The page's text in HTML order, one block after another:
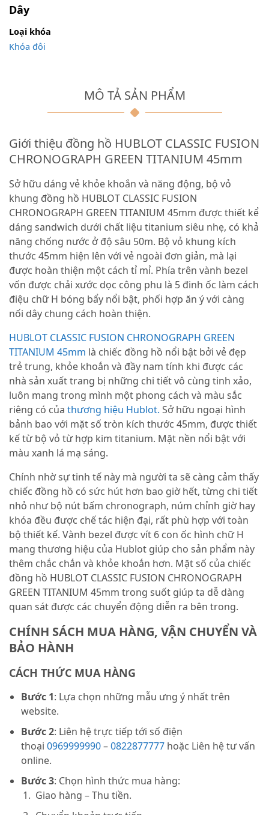
MÔ TẢ SẢN PHẨM
Giới thiệu đồng hồ HUBLOT CLASSIC FUSION
CHRONOGRAPH GREEN TITANIUM 45mm
Sở hữu dáng vẻ khỏe khoắn và năng động, bộ vỏ
khung đồng hồ HUBLOT CLASSIC FUSION
CHRONOGRAPH GREEN TITANIUM 45mm được thiết kể
dáng sandwich dưới chất liệu titanium siêu nhẹ, có khả
năng chống nước ở độ sâu 50m. Bộ vỏ khung kích
thước 45mm hiện lên với vẻ ngoài đơn giản, mà lại
được hoàn thiện một cách tỉ mỉ. Phía trên vành bezel
vốn được chải xước dọc công phu là 5 đinh ốc làm cách
điệu chữ H bóng bẩy nổi bật, phối hợp ăn ý với càng
nối dây chung cách hoàn thiện.
HUBLOT CLASSIC FUSION CHRONOGRAPH GREEN
TITANIUM 45mm là chiếc đồng hồ nổi bật bởi vẻ đẹp
trẻ trung, khỏe khoắn và đầy nam tính khi được các
nhà sản xuất trang bị những chi tiết vô cùng tinh xảo,
luôn mang trong mình một phong cách và màu sắc
riêng có của thương hiệu Hublot. Sở hữu ngoại hình
bảnh bao với mặt số tròn kích thước 45mm, được thiết
kế từ bộ vỏ từ hợp kim titanium. Mặt nền nổi bật với
màu xanh lá mạ sáng.
Chính nhờ sự tinh tế này mà người ta sẽ càng cảm thấy
chiếc đồng hồ có sức hút hơn bao giờ hết, từng chi tiết
nhỏ như bộ nút bấm chronograph, núm chỉnh giờ hay
khóa đều được chế tác hiện đại, rất phù hợp với toàn
bộ thiết kế. Vành bezel được vít 6 con ốc hình chữ H
mang thương hiệu của Hublot giúp cho sản phẩm này
thêm chắc chắn và khỏe khoắn hơn. Mặt số của chiếc
đồng hồ HUBLOT CLASSIC FUSION CHRONOGRAPH
GREEN TITANIUM 45mm trong suốt giúp ta dễ dàng
quan sát được các chuyển động diễn ra bên trong.
CHÍNH SÁCH MUA HÀNG, VẬN CHUYỂN VÀ
BẢO HÀNH
CÁCH THỨC MUA HÀNG
Bước 1: Lựa chọn những mẫu ưng ý nhất trên
website.
Bước 2: Liên hệ trực tiếp tới số điện
thoại 0969999990–0822877777 hoặc Liên hệ tư vấn
online.
Bước 3: Chọn hình thức mua hàng:
Giao hàng – Thu tiền.
Dây
Loại khóa
Khóa đôi